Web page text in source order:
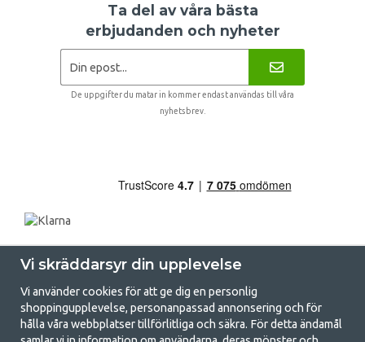
Ta del av våra bästa
erbjudanden och nyheter
De uppgifter du matar in kommer endast användas till våra
nyhetsbrev.
Vi skräddarsyr din upplevelse
Vi använder cookies för att ge dig en personlig
shoppingupplevelse, personanpassad annonsering och för
hålla våra webbplatser tillförlitliga och säkra. För detta ändamål